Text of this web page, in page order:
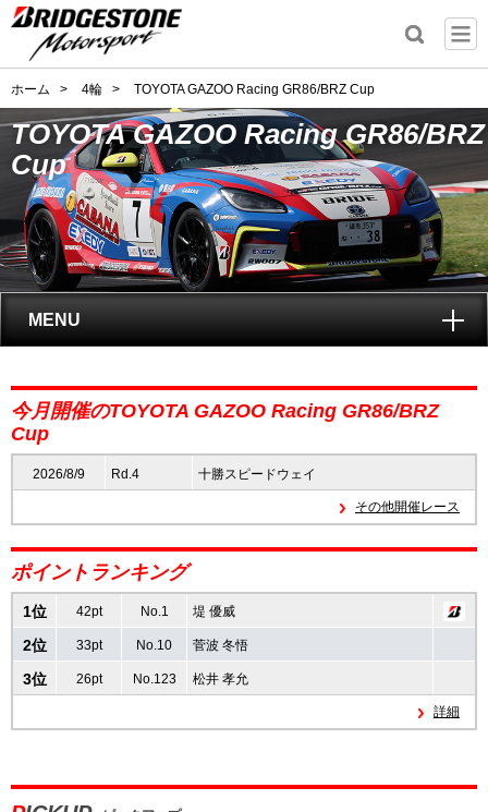
ホーム > 4輪 > TOYOTA GAZOO Racing GR86/BRZ Cup
TOYOTA GAZOO Racing GR86/BRZ
Cup
MENU
GAZOO Racing GR86/BRZ Cupとは?
レポート
レース開催スケジュール
ポイントランキング
GAZOO Racing GR86/BRZ Cup INSIGHT
今月開催のTOYOTA GAZOO Racing GR86/BRZ
Cup
その他開催レース
2026/8/9 Rd.4 十勝スピードウェイ
ポイントランキング
詳細
1位 42pt No.1 堤 優威
2位 33pt No.10 菅波 冬悟
3位 26pt No.123 松井 孝允